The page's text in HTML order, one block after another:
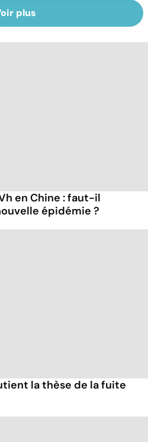
plus
en Chine : faut-il
épidémie ?
la thèse de la fuite